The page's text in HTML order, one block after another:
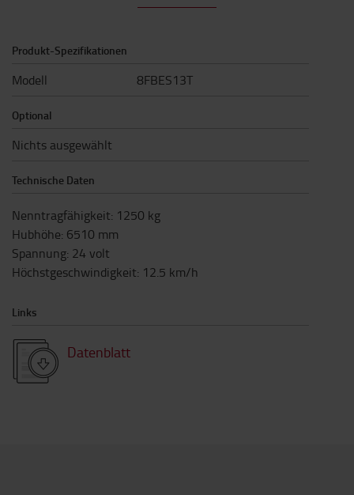
Produkt-Spezifikationen
Modell 8FBES13T
Optional
Nichts ausgewählt
Technische Daten
Nenntragfähigkeit: 1250 kg
Hubhöhe: 6510 mm
Spannung: 24 volt
Höchstgeschwindigkeit: 12.5 km/h
Links
Datenblatt